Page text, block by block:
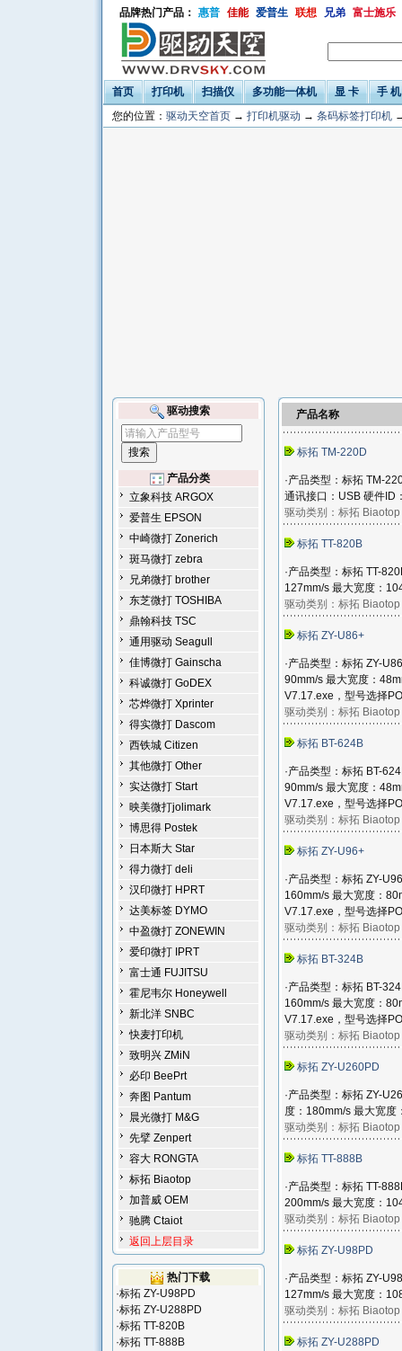
品牌热门产品： 惠普 佳能 爱普生 联想 兄弟 富士施乐
首页 打印机 扫描仪 多功能一体机 显 卡
手 机
您的位置： 驱动天空首页 → 打印机驱动 → 条码标签打印机
驱动搜索
产品分类
立象科技 ARGOX
爱普生 EPSON
中崎微打 Zonerich
斑马微打 zebra
兄弟微打 brother
东芝微打 TOSHIBA
鼎翰科技 TSC
通用驱动 Seagull
佳博微打 Gainscha
科诚微打 GoDEX
芯烨微打 Xprinter
得实微打 Dascom
西铁城 Citizen
其他微打 Other
实达微打 Start
映美微打jolimark
博思得 Postek
日本斯大 Star
得力微打 deli
汉印微打 HPRT
达美标签 DYMO
中盈微打 ZONEWIN
爱印微打 IPRT
富士通 FUJITSU
霍尼韦尔 Honeywell
新北洋 SNBC
快麦打印机
致明兴 ZMiN
必印 BeePrt
奔图 Pantum
晨光微打 M&G
先擘 Zenpert
容大 RONGTA
标拓 Biaotop
加普威 OEM
驰腾 Ctaiot
返回上层目录
热门下载
·标拓 ZY-U98PD
·标拓 ZY-U288PD
·标拓 TT-820B
·标拓 TT-888B
产品名称
标拓 TM-220D
·产品类型：标拓 TM-
通讯接口：USB 硬件ID
驱动类别： 标拓 Biaotop
标拓 TT-820B
·产品类型：标拓 TT-
127mm/s 最大宽度：
驱动类别： 标拓 Biaotop
标拓 ZY-U86+
·产品类型：标拓 ZY-
90mm/s 最大宽度：
V7.17.exe，型号选择
驱动类别： 标拓 Biaotop
标拓 BT-624B
·产品类型：标拓 BT-
90mm/s 最大宽度：
V7.17.exe，型号选择
驱动类别： 标拓 Biaotop
标拓 ZY-U96+
·产品类型：标拓 ZY-
160mm/s 最大宽度：
V7.17.exe，型号选择
驱动类别： 标拓 Biaotop
标拓 BT-324B
·产品类型：标拓 BT-
160mm/s 最大宽度：
V7.17.exe，型号选择
驱动类别： 标拓 Biaotop
标拓 ZY-U260PD
·产品类型：标拓 ZY-
度：180mm/s 最大宽度
驱动类别： 标拓 Biaotop
标拓 TT-888B
·产品类型：标拓 TT-
200mm/s 最大宽度：
驱动类别： 标拓 Biaotop
标拓 ZY-U98PD
·产品类型：标拓 ZY-
127mm/s 最大宽度：
驱动类别： 标拓 Biaotop
标拓 ZY-U288PD